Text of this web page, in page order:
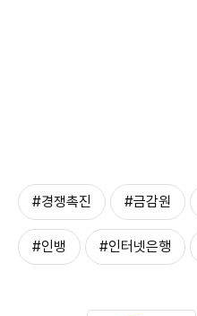
#경쟁촉진 #금감원
#인뱅 #인터넷은행